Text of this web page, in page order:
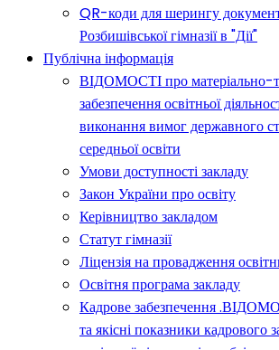
QR-коди для шерингу
Розбишівської гімназії в "Дії"
Публічна інформація
ВІДОМОСТІ про матеріально-
забезпечення освітньої
виконання вимог державного
середньої освіти
Умови доступності закладу
Закон України про освіту
Керівництво закладом
Статут гімназії
Ліцензія на провадження
Освітня програма закладу
Кадрове забезпечення
та якісні показники кадрового